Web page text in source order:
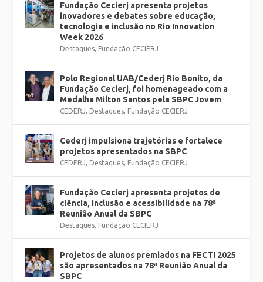
Fundação Cecierj apresenta projetos
inovadores e debates sobre educação,
tecnologia e inclusão no Rio Innovation
Week 2026
Destaques, Fundação CECIERJ
Polo Regional UAB/Cederj Rio Bonito, da
Fundação Cecierj, foi homenageado com a
Medalha Milton Santos pela SBPC Jovem
CEDERJ, Destaques, Fundação CECIERJ
Cederj impulsiona trajetórias e fortalece
projetos apresentados na SBPC
CEDERJ, Destaques, Fundação CECIERJ
Fundação Cecierj apresenta projetos de
ciência, inclusão e acessibilidade na 78ª
Reunião Anual da SBPC
Destaques, Fundação CECIERJ
Projetos de alunos premiados na FECTI 2025
são apresentados na 78ª Reunião Anual da
SBPC